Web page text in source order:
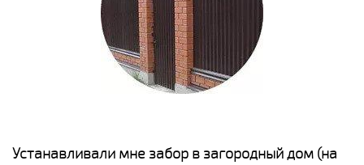
Устанавливали мне забор в загородный дом (на